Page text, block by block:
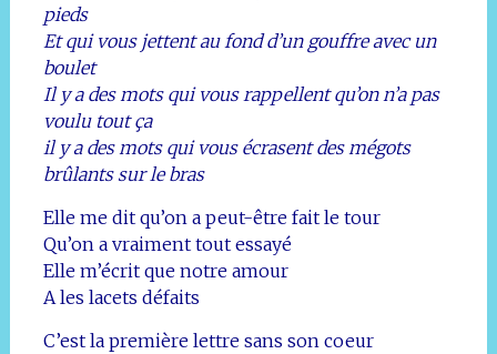
pieds
Et qui vous jettent au fond d’un gouffre avec un
boulet
Il y a des mots qui vous rappellent qu’on n’a pas
voulu tout ça
il y a des mots qui vous écrasent des mégots
brûlants sur le bras
Elle me dit qu’on a peut-être fait le tour
Qu’on a vraiment tout essayé
Elle m’écrit que notre amour
A les lacets défaits
C’est la première lettre sans son coeur